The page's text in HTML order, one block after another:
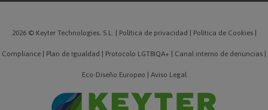
2026 © Keyter Technologies, S.L. Política de privacidad Política de Cookies|
Compliance Plan de Igualdad Protocolo LGTBIQA+ Canal interno de denuncias
Eco-Diseño Europeo Aviso Legal